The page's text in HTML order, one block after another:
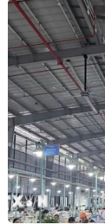
#Bánh kẹo Tết
#Bánh kẹo quá
#An toàn thực
#Quản lý thị
Tp. Hồ Chí